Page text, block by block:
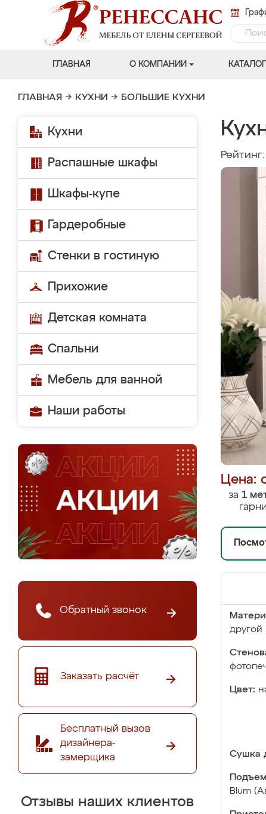
ГЛАВНАЯ О КОМПАНИИ КАТАЛОГ
ГЛАВНАЯ → КУХНИ → БОЛЬШИЕ КУХНИ
Кухни
Распашные шкафы
Шкафы-купе
Гардеробные
Стенки в гостиную
Прихожие
Детская комната
Спальни
Мебель для ванной
Наши работы
Обратный звонок
Заказать расчёт
Бесплатный вызов
дизайнера-
замерщика
Отзывы наших клиентов
Рейтинг:
Цена:
за 1
другой
Цвет:
Сушка
Blum